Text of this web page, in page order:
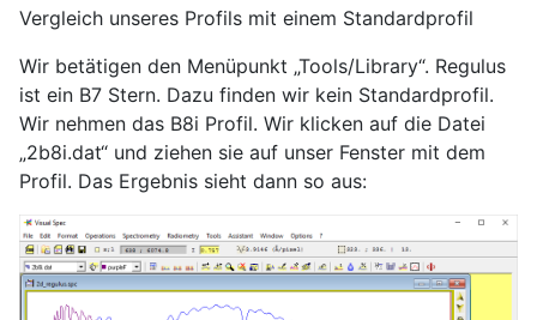
Vergleich unseres Profils mit einem Standardprofil
Wir betätigen den Menüpunkt „Tools/Library“. Regulus
ist ein B7 Stern. Dazu finden wir kein Standardprofil.
Wir nehmen das B8i Profil. Wir klicken auf die Datei
„2b8i.dat“ und ziehen sie auf unser Fenster mit dem
Profil. Das Ergebnis sieht dann so aus: